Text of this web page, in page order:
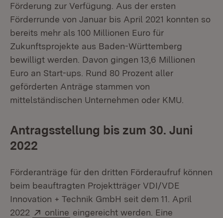
Förderung zur Verfügung. Aus der ersten
Förderrunde von Januar bis April 2021 konnten so
bereits mehr als 100 Millionen Euro für
Zukunftsprojekte aus Baden-Württemberg
bewilligt werden. Davon gingen 13,6 Millionen
Euro an Start-ups. Rund 80 Prozent aller
geförderten Anträge stammen von
mittelständischen Unternehmen oder KMU.
Antragsstellung bis zum 30. Juni
2022
Förderanträge für den dritten Förderaufruf können
beim beauftragten Projektträger VDI/VDE
Innovation + Technik GmbH seit dem 11. April
2022
Extern:
online (Öffnet in neuem Fenster)
eingereicht werden. Eine